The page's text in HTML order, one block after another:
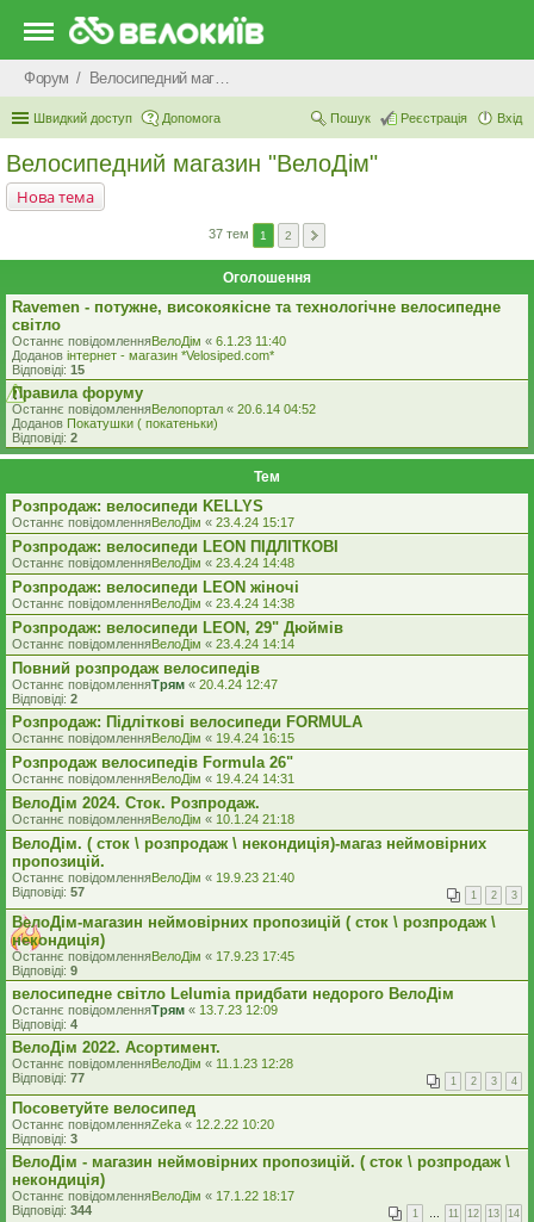
Форум Велосипедний магазин "ВелоДім"
Швидкий доступ Допомога Вхід
Реєстрація
Пошук
Велосипедний магазин "ВелоДім"
Нова тема
37 тем 1 2
Оголошення
Ravemen - потужне, високоякісне та технологічне велосипедне
світло
Останнє повідомленняВелоДім « 6.1.23 11:40
Доданов iнтернет - магазин *Velosiped.com*
Відповіді: 15
Правила форуму
Останнє повідомленняВелопортал « 20.6.14 04:52
Доданов Покатушки ( покатеньки)
Відповіді: 2
Тем
Розпродаж: велосипеди KELLYS
Останнє повідомленняВелоДім « 23.4.24 15:17
Розпродаж: велосипеди LEON ПІДЛІТКОВІ
Останнє повідомленняВелоДім « 23.4.24 14:48
Розпродаж: велосипеди LEON жіночі
Останнє повідомленняВелоДім « 23.4.24 14:38
Розпродаж: велосипеди LEON, 29" Дюймів
Останнє повідомленняВелоДім « 23.4.24 14:14
Повний розпродаж велосипедів
Останнє повідомленняТрям « 20.4.24 12:47
Відповіді: 2
Розпродаж: Підліткові велосипеди FORMULA
Останнє повідомленняВелоДім « 19.4.24 16:15
Розпродаж велосипедів Formula 26"
Останнє повідомленняВелоДім « 19.4.24 14:31
ВелоДім 2024. Сток. Розпродаж.
Останнє повідомленняВелоДім « 10.1.24 21:18
ВелоДім. ( сток \ розпродаж \ некондиція)-магаз неймовірних
пропозицій.
Останнє повідомленняВелоДім « 19.9.23 21:40
Відповіді: 57 1 2 3
ВелоДім-магазин неймовірних пропозицій ( сток \ розпродаж \
некондиція)
Останнє повідомленняВелоДім « 17.9.23 17:45
Відповіді: 9
велосипедне світло Lelumia придбати недорого ВелоДім
Останнє повідомленняТрям « 13.7.23 12:09
Відповіді: 4
ВелоДім 2022. Асортимент.
Останнє повідомленняВелоДім « 11.1.23 12:28
Відповіді: 77 1 2 3 4
Посоветуйте велосипед
Останнє повідомленняZeka « 12.2.22 10:20
Відповіді: 3
ВелоДім - магазин неймовірних пропозицій. ( сток \ розпродаж \
некондиція)
Останнє повідомленняВелоДім « 17.1.22 18:17
Відповіді: 344 1 … 11 12 13 14